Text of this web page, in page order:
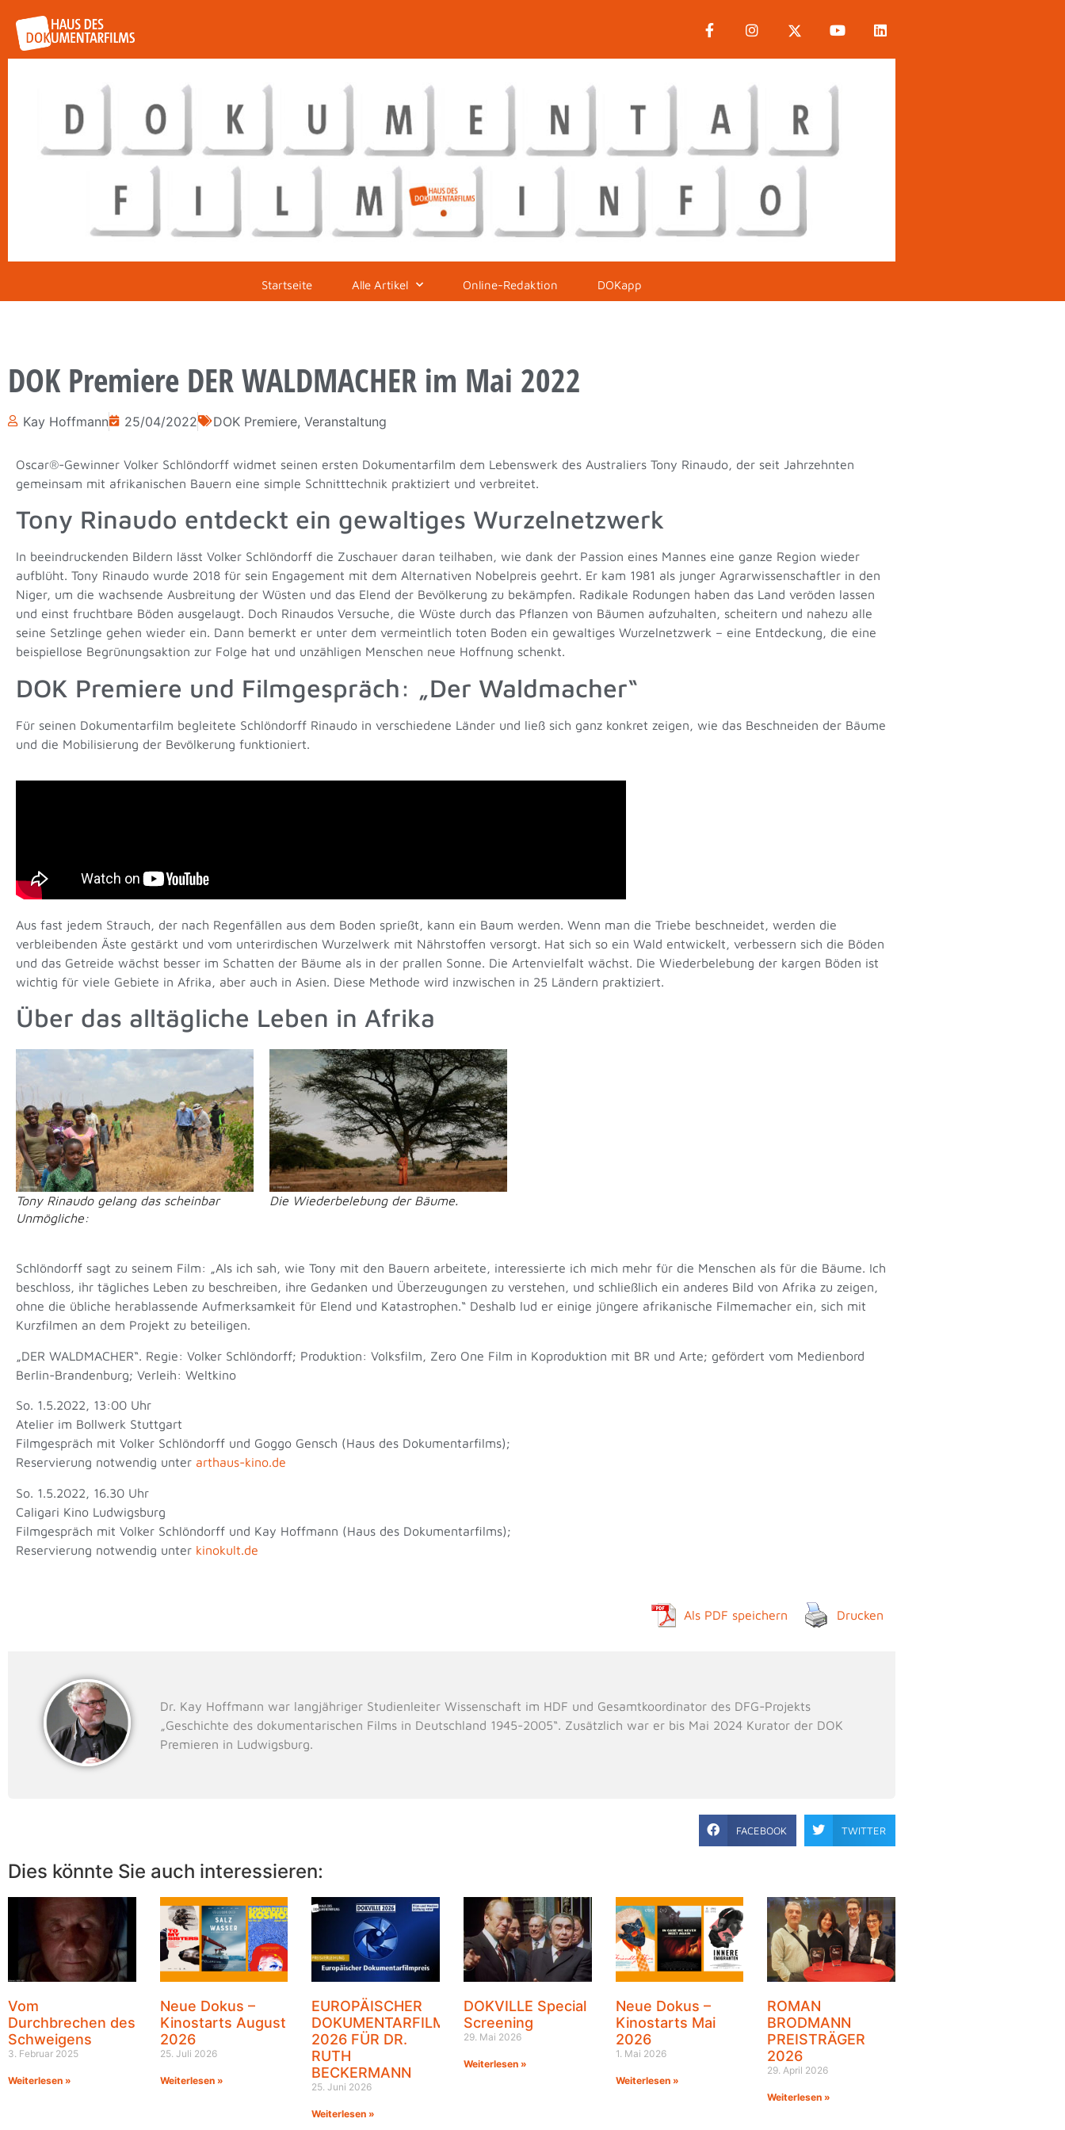
Startseite Alle Artikel Online-Redaktion DOKapp
DOK Premiere DER WALDMACHER im Mai 2022
Kay Hoffmann 25/04/2022 DOK Premiere, Veranstaltung
Oscar®-Gewinner Volker Schlöndorff widmet seinen ersten Dokumentarfilm dem Lebenswerk des Australiers Tony Rinaudo, der seit Jahrzehnten
gemeinsam mit afrikanischen Bauern eine simple Schnitttechnik praktiziert und verbreitet.
Tony Rinaudo entdeckt ein gewaltiges Wurzelnetzwerk
In beeindruckenden Bildern lässt Volker Schlöndorff die Zuschauer daran teilhaben, wie dank der Passion eines Mannes eine ganze Region wieder
aufblüht. Tony Rinaudo wurde 2018 für sein Engagement mit dem Alternativen Nobelpreis geehrt. Er kam 1981 als junger Agrarwissenschaftler in den
Niger, um die wachsende Ausbreitung der Wüsten und das Elend der Bevölkerung zu bekämpfen. Radikale Rodungen haben das Land veröden lassen
und einst fruchtbare Böden ausgelaugt. Doch Rinaudos Versuche, die Wüste durch das Pflanzen von Bäumen aufzuhalten, scheitern und nahezu alle
seine Setzlinge gehen wieder ein. Dann bemerkt er unter dem vermeintlich toten Boden ein gewaltiges Wurzelnetzwerk – eine Entdeckung, die eine
beispiellose Begrünungsaktion zur Folge hat und unzähligen Menschen neue Hoffnung schenkt.
DOK Premiere und Filmgespräch: „Der Waldmacher“
Für seinen Dokumentarfilm begleitete Schlöndorff Rinaudo in verschiedene Länder und ließ sich ganz konkret zeigen, wie das Beschneiden der Bäume
und die Mobilisierung der Bevölkerung funktioniert.
Aus fast jedem Strauch, der nach Regenfällen aus dem Boden sprießt, kann ein Baum werden. Wenn man die Triebe beschneidet, werden die
verbleibenden Äste gestärkt und vom unterirdischen Wurzelwerk mit Nährstoffen versorgt. Hat sich so ein Wald entwickelt, verbessern sich die Böden
und das Getreide wächst besser im Schatten der Bäume als in der prallen Sonne. Die Artenvielfalt wächst. Die Wiederbelebung der kargen Böden ist
wichtig für viele Gebiete in Afrika, aber auch in Asien. Diese Methode wird inzwischen in 25 Ländern praktiziert.
Über das alltägliche Leben in Afrika
Tony Rinaudo gelang das scheinbar
Unmögliche:
Die Wiederbelebung der Bäume.
Schlöndorff sagt zu seinem Film: „Als ich sah, wie Tony mit den Bauern arbeitete, interessierte ich mich mehr für die Menschen als für die Bäume. Ich
beschloss, ihr tägliches Leben zu beschreiben, ihre Gedanken und Überzeugungen zu verstehen, und schließlich ein anderes Bild von Afrika zu zeigen,
ohne die übliche herablassende Aufmerksamkeit für Elend und Katastrophen.“ Deshalb lud er einige jüngere afrikanische Filmemacher ein, sich mit
Kurzfilmen an dem Projekt zu beteiligen.
„DER WALDMACHER“. Regie: Volker Schlöndorff; Produktion: Volksfilm, Zero One Film in Koproduktion mit BR und Arte; gefördert vom Medienbord
Berlin-Brandenburg; Verleih: Weltkino
So. 1.5.2022, 13:00 Uhr
Atelier im Bollwerk Stuttgart
Filmgespräch mit Volker Schlöndorff und Goggo Gensch (Haus des Dokumentarfilms);
Reservierung notwendig unter arthaus-kino.de
So. 1.5.2022, 16.30 Uhr
Caligari Kino Ludwigsburg
Filmgespräch mit Volker Schlöndorff und Kay Hoffmann (Haus des Dokumentarfilms);
Reservierung notwendig unter kinokult.de
Als PDF speichern Drucken
Dr. Kay Hoffmann war langjähriger Studienleiter Wissenschaft im HDF und Gesamtkoordinator des DFG-Projekts
„Geschichte des dokumentarischen Films in Deutschland 1945-2005“. Zusätzlich war er bis Mai 2024 Kurator der DOK
Premieren in Ludwigsburg.
FACEBOOK TWITTER
Dies könnte Sie auch interessieren:
Vom
Durchbrechen des
Schweigens
3. Februar 2025
Weiterlesen »
Neue Dokus –
Kinostarts August
2026
25. Juli 2026
Weiterlesen »
EUROPÄISCHER
DOKUMENTARFILMPREIS
2026 FÜR DR.
RUTH
BECKERMANN
25. Juni 2026
Weiterlesen »
DOKVILLE Special
Screening
29. Mai 2026
Weiterlesen »
Neue Dokus –
Kinostarts Mai
2026
1. Mai 2026
Weiterlesen »
ROMAN
BRODMANN
PREISTRÄGER
2026
29. April 2026
Weiterlesen »